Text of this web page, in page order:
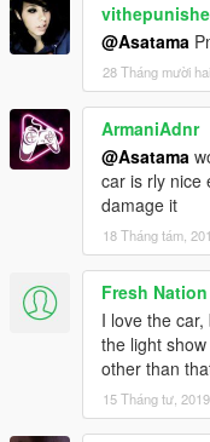
@Asatama
28 Tháng mười
ArmaniAdnr
@Asatama
car is rly nice
damage it
18 Tháng tám,
Fresh Nation
I love the
the light
other than
15 Tháng tư, 2019